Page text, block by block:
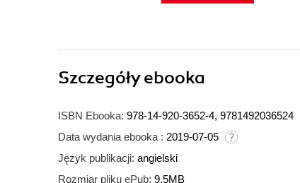
Szczegółyebooka
ISBN Ebooka: 978-14-920-3652-4, 9781492036524
Data wydania ebooka : 2019-07-05
Język publikacji: angielski
Rozmiar pliku ePub: 9.5MB